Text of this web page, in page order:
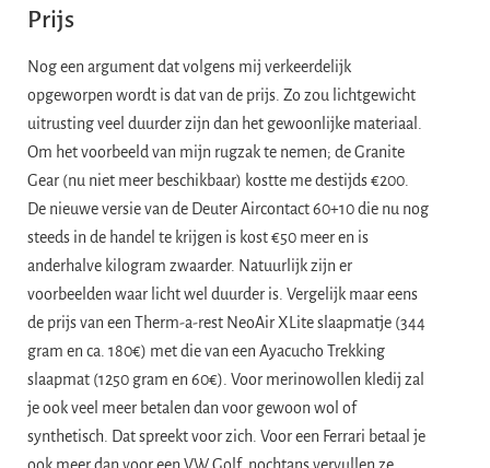
Prijs
Nog een argument dat volgens mij verkeerdelijk
opgeworpen wordt is dat van de prijs. Zo zou lichtgewicht
uitrusting veel duurder zijn dan het gewoonlijke materiaal.
Om het voorbeeld van mijn rugzak te nemen; de Granite
Gear (nu niet meer beschikbaar) kostte me destijds €200.
De nieuwe versie van de Deuter Aircontact 60+10 die nu nog
steeds in de handel te krijgen is kost €50 meer en is
anderhalve kilogram zwaarder. Natuurlijk zijn er
voorbeelden waar licht wel duurder is. Vergelijk maar eens
de prijs van een Therm-a-rest NeoAir XLite slaapmatje (344
gram en ca. 180€) met die van een Ayacucho Trekking
slaapmat (1250 gram en 60€). Voor merinowollen kledij zal
je ook veel meer betalen dan voor gewoon wol of
synthetisch. Dat spreekt voor zich. Voor een Ferrari betaal je